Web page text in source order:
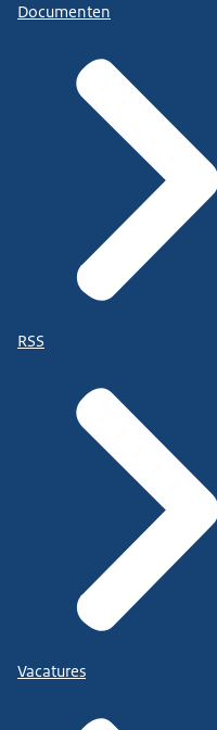
Documenten
RSS
Vacatures